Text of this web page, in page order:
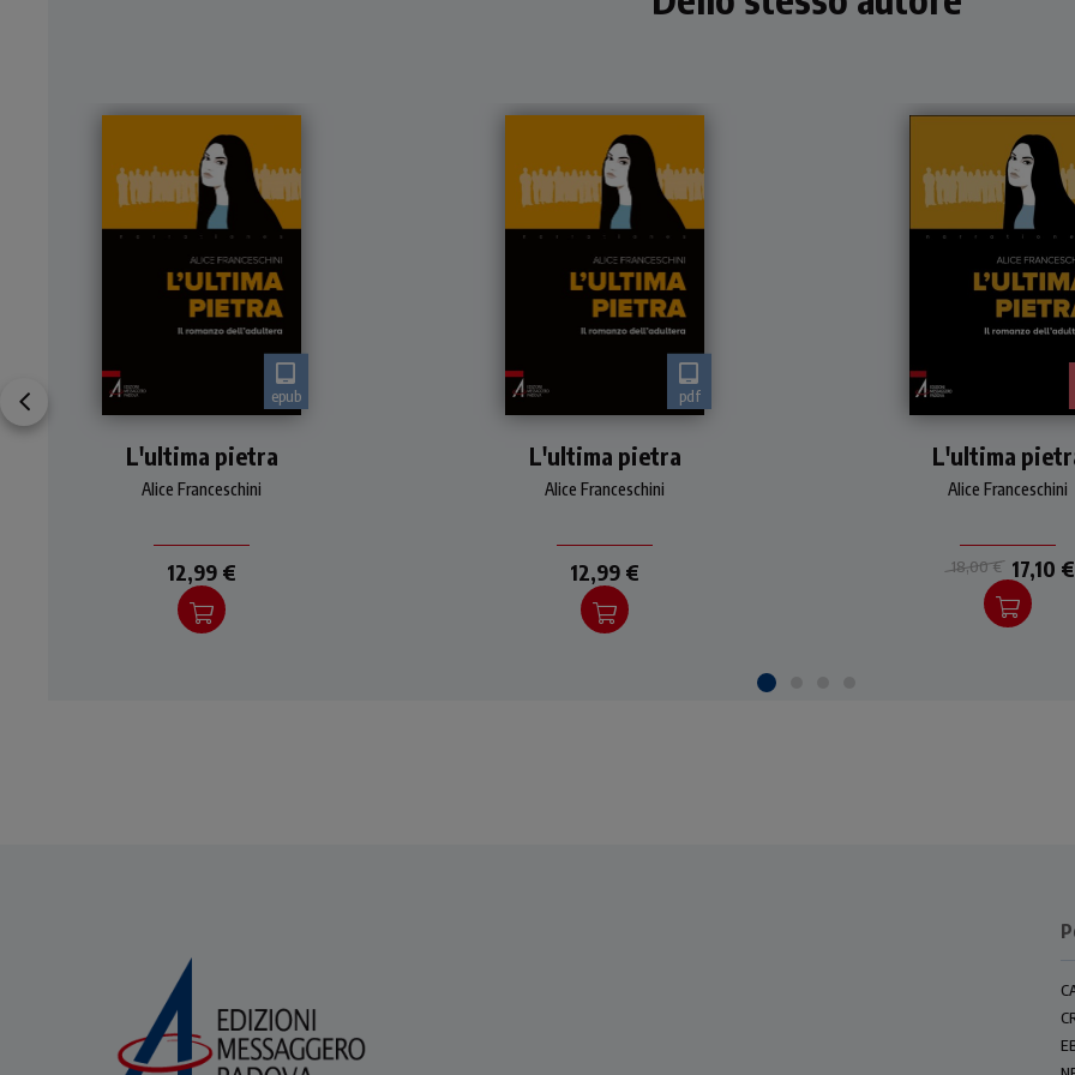
epub
Alice Franceschini
L'ultima pietra
12,99 €
pdf
Alice Franceschini
L'ultima pietra
12,99 €
travagliate e i
conflitti interiori della
peccatrice perdonata
Alice Franceschini
L'ultima
18,00 € 17,10 €